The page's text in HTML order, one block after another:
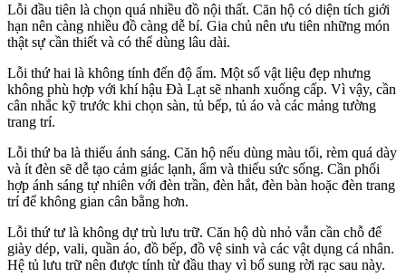
Lỗi đầu tiên là chọn quá nhiều đồ nội thất. Căn hộ có diện tích giới
hạn nên càng nhiều đồ càng dễ bí. Gia chủ nên ưu tiên những món
thật sự cần thiết và có thể dùng lâu dài.
Lỗi thứ hai là không tính đến độ ẩm. Một số vật liệu đẹp nhưng
không phù hợp với khí hậu Đà Lạt sẽ nhanh xuống cấp. Vì vậy, cần
cân nhắc kỹ trước khi chọn sàn, tủ bếp, tủ áo và các mảng tường
trang trí.
Lỗi thứ ba là thiếu ánh sáng. Căn hộ nếu dùng màu tối, rèm quá dày
và ít đèn sẽ dễ tạo cảm giác lạnh, ẩm và thiếu sức sống. Cần phối
hợp ánh sáng tự nhiên với đèn trần, đèn hắt, đèn bàn hoặc đèn trang
trí để không gian cân bằng hơn.
Lỗi thứ tư là không dự trù lưu trữ. Căn hộ dù nhỏ vẫn cần chỗ để
giày dép, vali, quần áo, đồ bếp, đồ vệ sinh và các vật dụng cá nhân.
Hệ tủ lưu trữ nên được tính từ đầu thay vì bổ sung rời rạc sau này.